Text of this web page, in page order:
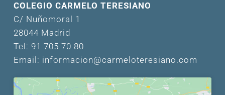
COLEGIO CARMELO TERESIANO
C/ Nuñomoral 1
28044 Madrid
Tel: 91 705 70 80
Email: informacion@carmeloteresiano.com